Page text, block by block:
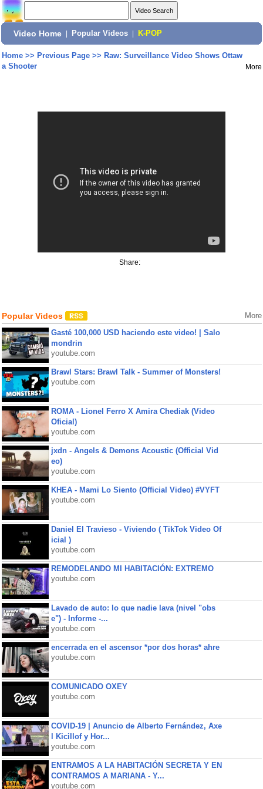
Video Home Popular Videos K-POP
Home>> Previous Page>> Raw: Surveillance Video Shows Ottaw
a Shooter
More
Share:
Popular Videos More
Gasté 100,000 USD haciendo este video! | Salo
mondrin
youtube.com
Brawl Stars: Brawl Talk - Summer of Monsters!
youtube.com
ROMA - Lionel Ferro X Amira Chediak (Video
Oficial)
youtube.com
jxdn - Angels & Demons Acoustic (Official Vid
eo)
youtube.com
KHEA - Mami Lo Siento (Official Video) #VYFT
youtube.com
Daniel El Travieso - Viviendo ( TikTok Video Of
icial )
youtube.com
REMODELANDO MI HABITACIÓN: EXTREMO
youtube.com
Lavado de auto: lo que nadie lava (nivel "obs
e") - Informe -...
youtube.com
encerrada en el ascensor *por dos horas* ahre
youtube.com
COMUNICADO OXEY
youtube.com
COVID-19 | Anuncio de Alberto Fernández, Axe
l Kicillof y Hor...
youtube.com
ENTRAMOS A LA HABITACIÓN SECRETA Y EN
CONTRAMOS A MARIANA - Y...
youtube.com